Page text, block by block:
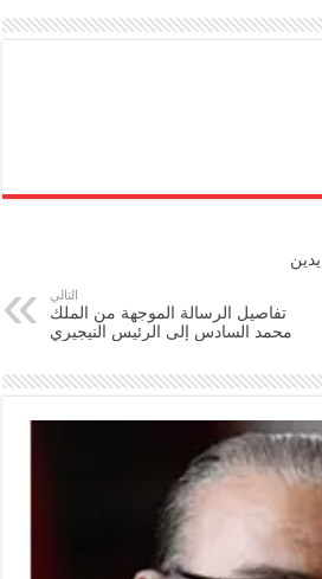
التالي
تفاصيل الرسالة الموجهة من الملك
محمد السادس إلى الرئيس النيجيري